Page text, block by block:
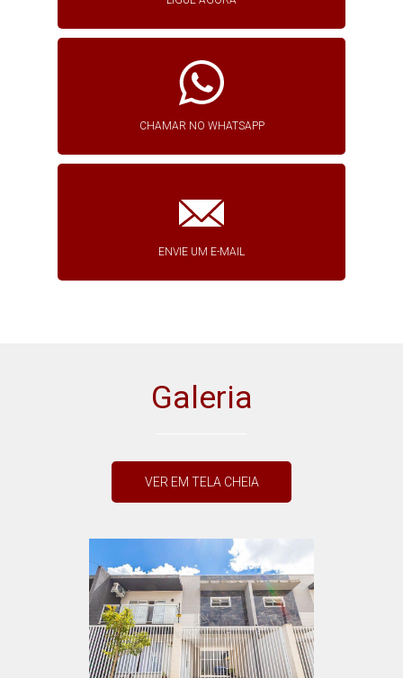
CHAMAR NO WHATSAPP
ENVIE UM E-MAIL
Galeria
VER EM TELA CHEIA